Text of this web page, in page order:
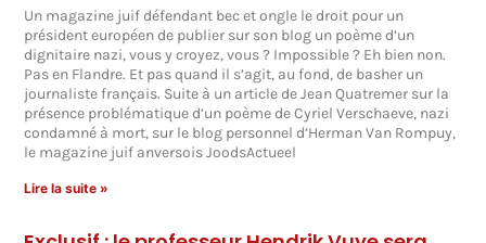
Un magazine juif défendant bec et ongle le droit pour un
président européen de publier sur son blog un poème d’un
dignitaire nazi, vous y croyez, vous ? Impossible ? Eh bien non.
Pas en Flandre. Et pas quand il s’agit, au fond, de basher un
journaliste français. Suite à un article de Jean Quatremer sur la
présence problématique d’un poème de Cyriel Verschaeve, nazi
condamné à mort, sur le blog personnel d’Herman Van Rompuy,
le magazine juif anversois JoodsActueel
Lire la suite »